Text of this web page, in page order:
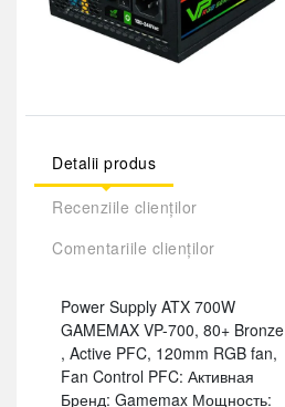
Detalii produs
Recenziile clienților
Comentariile clienților
Power Supply ATX 700W
GAMEMAX VP-700, 80+ Bronze
, Active PFC, 120mm RGB fan,
Fan Control PFC: Активная
Бренд: Gamemax Мощность: